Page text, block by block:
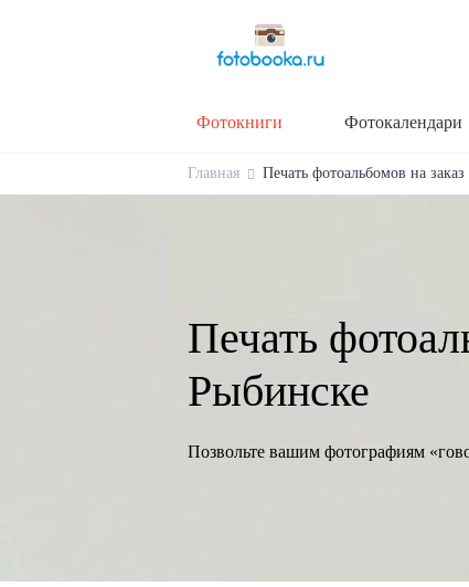
Фотокниги Фотокалендари
Главная Печать фотоальбомов на
Печать
Рыбинске
Позвольте вашим фотографиям